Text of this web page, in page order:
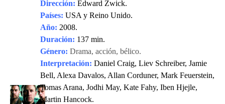
Dirección: Edward Zwick.
Países: USA y Reino Unido.
Año: 2008.
Duración: 137 min.
Género: Drama, acción, bélico.
Interpretación: Daniel Craig, Liev Schreiber, Jamie
Bell, Alexa Davalos, Allan Corduner, Mark Feuerstein,
Tomas Arana, Jodhi May, Kate Fahy, Iben Hjejle,
Martin Hancock.